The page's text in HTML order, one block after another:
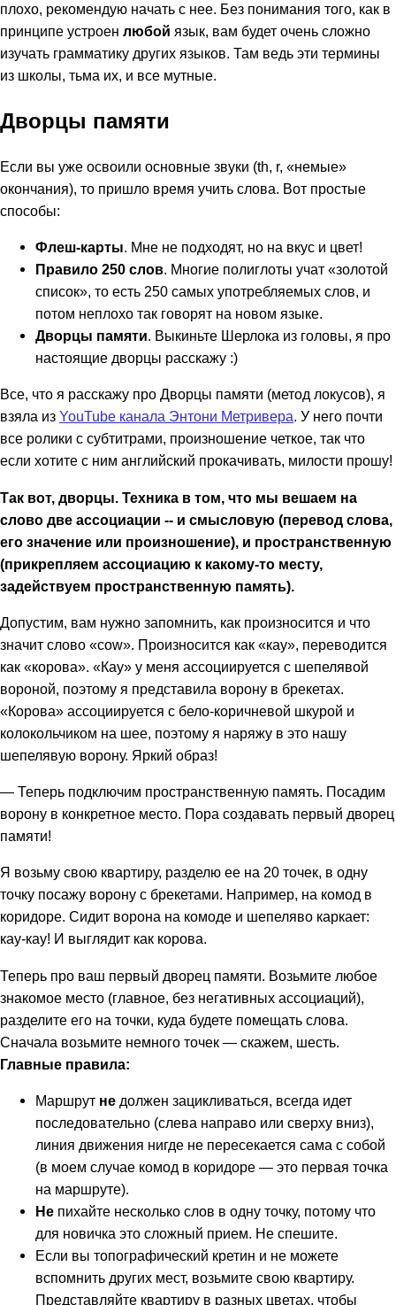
плохо, рекомендую начать с нее. Без понимания того, как в
принципе устроен любой язык, вам будет очень сложно
изучать грамматику других языков. Там ведь эти термины
из школы, тьма их, и все мутные.
Дворцы памяти
Если вы уже освоили основные звуки (th, r, «немые»
окончания), то пришло время учить слова. Вот простые
способы:
Флеш-карты. Мне не подходят, но на вкус и цвет!
Правило 250 слов. Многие полиглоты учат «золотой
список», то есть 250 самых употребляемых слов, и
потом неплохо так говорят на новом языке.
Дворцы памяти. Выкиньте Шерлока из головы, я про
настоящие дворцы расскажу :)
Все, что я расскажу про Дворцы памяти (метод локусов), я
взяла из YouTube канала Энтони Метривера. У него почти
все ролики с субтитрами, произношение четкое, так что
если хотите с ним английский прокачивать, милости прошу!
Так вот, дворцы. Техника в том, что мы вешаем на
слово две ассоциации -- и смысловую (перевод слова,
его значение или произношение), и пространственную
(прикрепляем ассоциацию к какому-то месту,
задействуем пространственную память).
Допустим, вам нужно запомнить, как произносится и что
значит слово «cow». Произносится как «кау», переводится
как «корова». «Кау» у меня ассоциируется с шепелявой
вороной, поэтому я представила ворону в брекетах.
«Корова» ассоциируется с бело-коричневой шкурой и
колокольчиком на шее, поэтому я наряжу в это нашу
шепелявую ворону. Яркий образ!
— Теперь подключим пространственную память. Посадим
ворону в конкретное место. Пора создавать первый дворец
памяти!
Я возьму свою квартиру, разделю ее на 20 точек, в одну
точку посажу ворону с брекетами. Например, на комод в
коридоре. Сидит ворона на комоде и шепеляво каркает:
кау-кау! И выглядит как корова.
Теперь про ваш первый дворец памяти. Возьмите любое
знакомое место (главное, без негативных ассоциаций),
разделите его на точки, куда будете помещать слова.
Сначала возьмите немного точек — скажем, шесть.
Главные правила:
Маршрут не должен зацикливаться, всегда идет
последовательно (слева направо или сверху вниз),
линия движения нигде не пересекается сама с собой
(в моем случае комод в коридоре — это первая точка
на маршруте).
Не пихайте несколько слов в одну точку, потому что
для новичка это сложный прием. Не спешите.
Если вы топографический кретин и не можете
вспомнить других мест, возьмите свою квартиру.
Представляйте квартиру в разных цветах, чтобы